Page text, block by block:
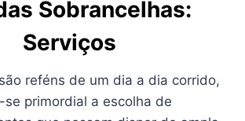
Sobrancelhas:
Serviços
reféns de um dia a dia corrido,
se primordial a escolha de